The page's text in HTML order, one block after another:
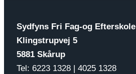
Sydfyns Fri Fag-og Efterskole
Klingstrupvej 5
5881 Skårup
Tel: 6223 1328 | 4025 1328